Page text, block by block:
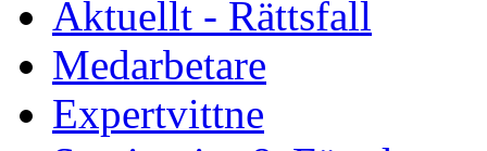
Aktuellt - Rättsfall
Medarbetare
Expertvittne